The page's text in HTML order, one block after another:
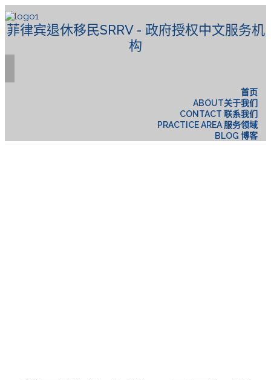
菲律宾退休移民SRRV - 政府授权中文服务机
构
首页
ABOUT关于我们
CONTACT 联系我们
PRACTICE AREA 服务领域
BLOG 博客